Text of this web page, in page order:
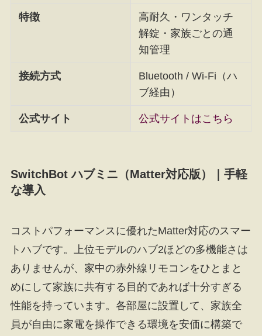
特徴
高耐久・ワンタッチ
解錠・家族ごとの通
知管理
接続方式
Bluetooth / Wi-Fi（ハ
ブ経由）
公式サイト 公式サイトはこちら
SwitchBot ハブミニ（Matter対応版）｜手軽
な導入
コストパフォーマンスに優れたMatter対応のスマー
トハブです。上位モデルのハブ2ほどの多機能さは
ありませんが、家中の赤外線リモコンをひとまと
めにして家族に共有する目的であれば十分すぎる
性能を持っています。各部屋に設置して、家族全
員が自由に家電を操作できる環境を安価に構築で